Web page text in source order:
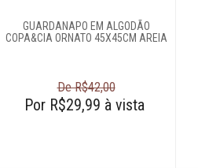
GUARDANAPO EM ALGODÃO
COPA&CIA ORNATO 45X45CM AREIA
De R$42,00
Por R$29,99 à vista